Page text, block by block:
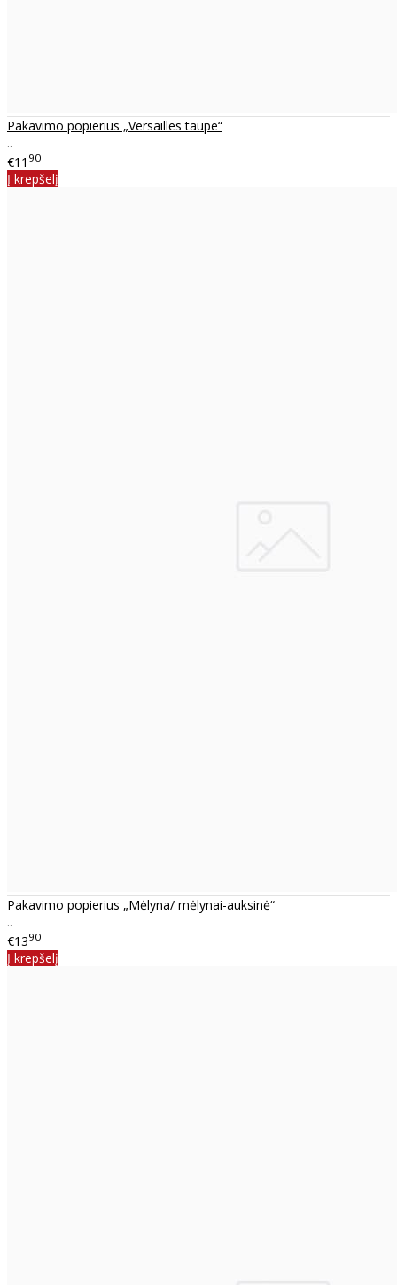
Pakavimo popierius „Versailles taupe“
..
€11 90
Į krepšelį
Pakavimo popierius „Mėlyna/ mėlynai-auksinė“
..
€1390
Į krepšelį